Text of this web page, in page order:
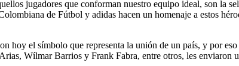
jugadores que conforman nuestro equipo ideal, son la
de Fútbol y adidas hacen un homenaje a estos
hoy el símbolo que representa la unión de un país, y por
Wílmar Barrios y Frank Fabra, entre otros, les enviaron